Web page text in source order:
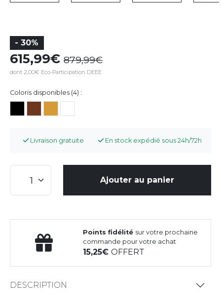
- 30%
615,99 879,99
dont 2,00€ Eco-Participation DEEE
Coloris disponibles (4) :
Livraison gratuite En stock expédié sous 24h/72h
Ajouter au panier
Points fidélité sur votre prochaine
commande pour votre achat
15,25OFFERT
DESCRIPTION